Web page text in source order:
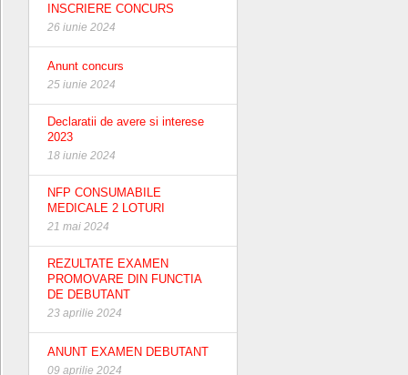
INSCRIERE CONCURS
26 iunie 2024
Anunt concurs
25 iunie 2024
Declaratii de avere si interese
2023
18 iunie 2024
NFP CONSUMABILE
MEDICALE 2 LOTURI
21 mai 2024
REZULTATE EXAMEN
PROMOVARE DIN FUNCTIA
DE DEBUTANT
23 aprilie 2024
ANUNT EXAMEN DEBUTANT
09 aprilie 2024